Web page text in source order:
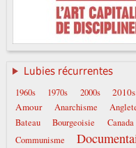
Lubies récurrentes
1960s 1970s 2000s 2010s
Amour Anarchisme
Bateau
Bourgeoisie Canada
Communisme